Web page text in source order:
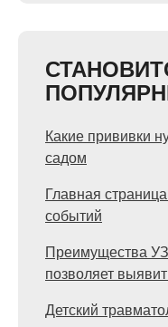
Какие прививки
садом
Главная
событий
Преимущества
позволяет
Детский